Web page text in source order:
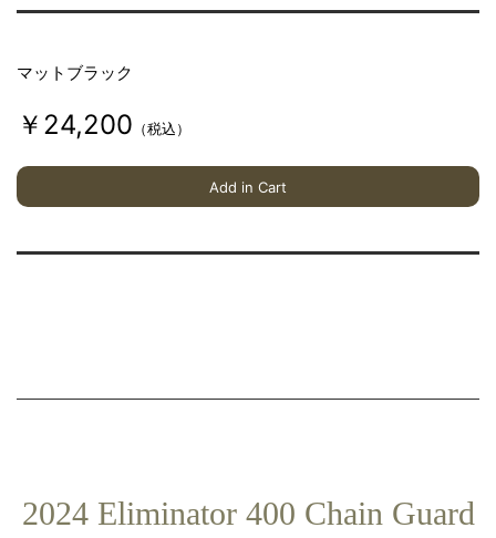
ー
ス
レ
ー
サ
ー
ア
用
い
マットブラック
￥24,200 （税込）
Add in Cart
2024 Eliminator 400 Chain Guard